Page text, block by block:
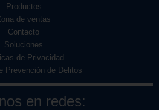
Productos
de ventas
Contacto
Soluciones
de Privacidad
Prevención de Delitos
en redes: